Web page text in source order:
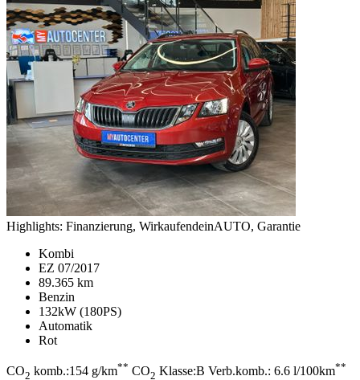
Highlights: Finanzierung, WirkaufendeinAUTO, Garantie
Kombi
EZ 07/2017
89.365 km
Benzin
132kW (180PS)
Automatik
Rot
CO2 komb.:154 g/km** CO2 Klasse:B Verb.komb.: 6.6 l/100km**